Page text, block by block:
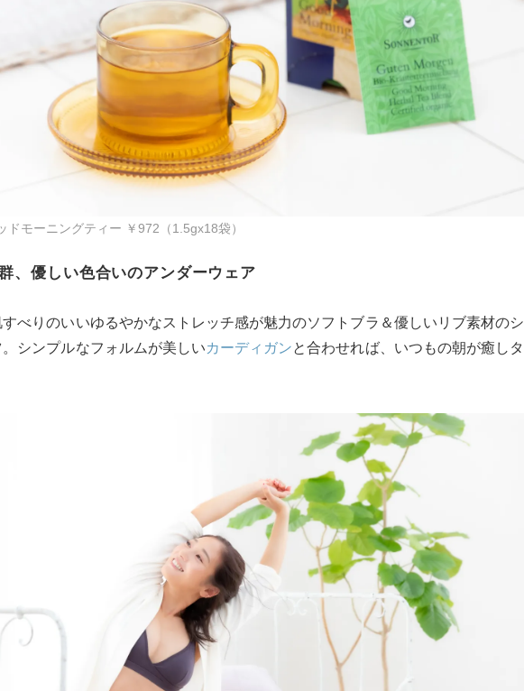
ドモーニングティー ￥972（1.5gx18袋）
、優しい色合いのアンダーウェア
すべりのいいゆるやかなストレッチ感が魅力のソフトブラ＆優しいリブ素材のシ
。シンプルなフォルムが美しいカーディガンと合わせれば、いつもの朝が癒しタ